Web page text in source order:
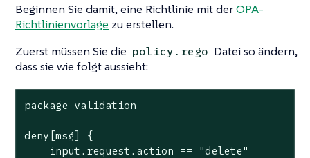
Beginnen Sie damit, eine Richtlinie mit derOPA-
Richtlinienvorlage zu erstellen.
Zuerst müssen Sie die policy.rego Datei so ändern,
dass sie wie folgt aussieht:
package validation
deny[msg] {
    input.request.action == "delete"